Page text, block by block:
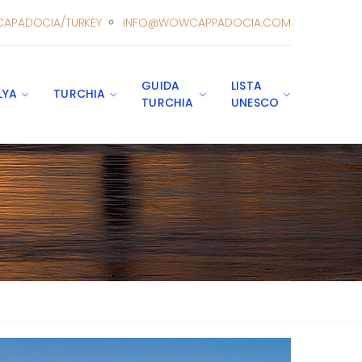
TURKEY INFO@WOWCAPPADOCIA.COM
TURCHIA
GUIDA
TURCHIA
LISTA
UNESCO